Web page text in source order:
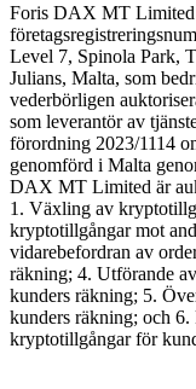
Foris DAX MT Limited
Level 7, Spinola Park,
Julians, Malta, som
vederbörligen
som leverantör av
förordning 2023/1114
genomförd i Malta
DAX MT Limited är
1. Växling av
kryptotillgångar mot
vidarebefordran av
räkning; 4. Utförande
kunders räkning; 5.
kunders räkning; och
kryptotillgångar för